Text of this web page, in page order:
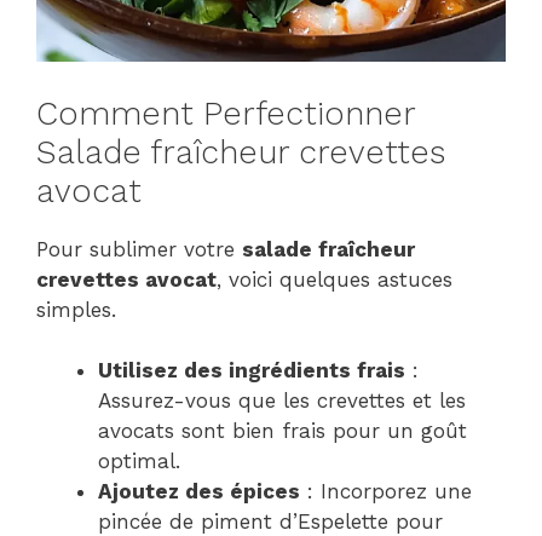
Comment Perfectionner
Salade fraîcheur crevettes
avocat
Pour sublimer votre salade fraîcheur
crevettes avocat, voici quelques astuces
simples.
Utilisez des ingrédients frais :
Assurez-vous que les crevettes et les
avocats sont bien frais pour un goût
optimal.
Ajoutez des épices : Incorporez une
pincée de piment d’Espelette pour